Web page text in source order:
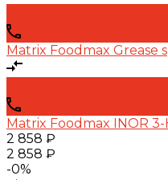
Matrix Foodmax Grease
Matrix Foodmax INOR
2 858 ₽
2 858 ₽
-0%